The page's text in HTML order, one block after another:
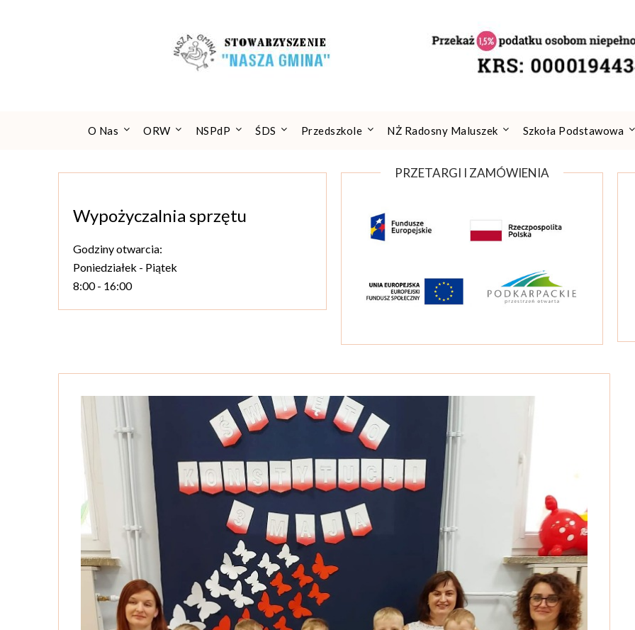
O Nas ORW NSPdP ŚDS Przedszkole NŻ Radosny Maluszek Szkoła Podstawowa
Wypożyczalnia sprzętu
Godziny otwarcia:
Poniedziałek - Piątek
8:00 - 16:00
PRZETARGI I ZAMÓWIENIA